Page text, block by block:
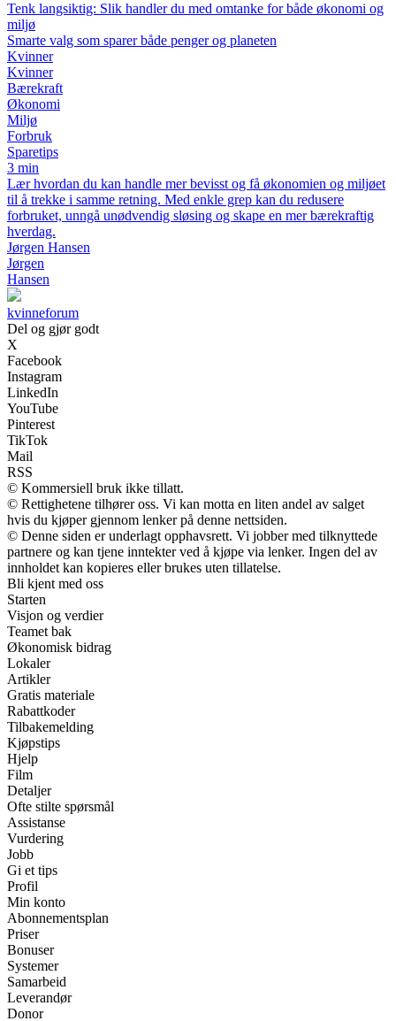
Tenk langsiktig: Slik handler du med omtanke for både økonomi og
miljø
Smarte valg som sparer både penger og planeten
Kvinner
Kvinner
Bærekraft
Økonomi
Miljø
Forbruk
Sparetips
3 min
Lær hvordan du kan handle mer bevisst og få økonomien og miljøet
til å trekke i samme retning. Med enkle grep kan du redusere
forbruket, unngå unødvendig sløsing og skape en mer bærekraftig
hverdag.
Jørgen Hansen
Jørgen
Hansen
kvinneforum
Del og gjør godt
X
Facebook
Instagram
LinkedIn
YouTube
Pinterest
TikTok
Mail
RSS
© Kommersiell bruk ikke tillatt.
© Rettighetene tilhører oss. Vi kan motta en liten andel av salget
hvis du kjøper gjennom lenker på denne nettsiden.
© Denne siden er underlagt opphavsrett. Vi jobber med tilknyttede
partnere og kan tjene inntekter ved å kjøpe via lenker. Ingen del av
innholdet kan kopieres eller brukes uten tillatelse.
Bli kjent med oss
Starten
Visjon og verdier
Teamet bak
Økonomisk bidrag
Lokaler
Artikler
Gratis materiale
Rabattkoder
Tilbakemelding
Kjøpstips
Hjelp
Film
Detaljer
Ofte stilte spørsmål
Assistanse
Vurdering
Jobb
Gi et tips
Profil
Min konto
Abonnementsplan
Priser
Bonuser
Systemer
Samarbeid
Leverandør
Donor